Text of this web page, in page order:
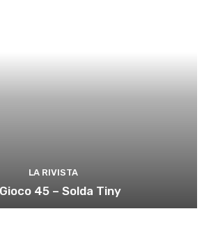
LA RIVISTA
45 – Solda Tiny